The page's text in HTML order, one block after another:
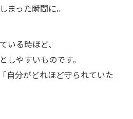
まった瞬間に。
いる時ほど、
しやすいものです。
自分がどれほど守られていた